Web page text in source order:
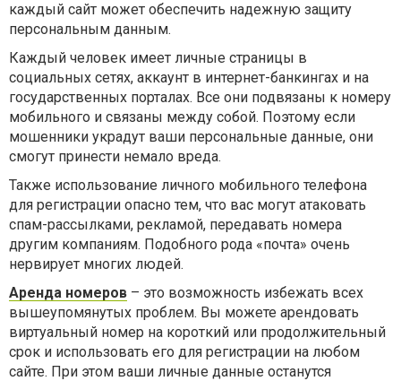
каждый сайт может обеспечить надежную защиту
персональным данным.
Каждый человек имеет личные страницы в
социальных сетях, аккаунт в интернет-банкингах и на
государственных порталах. Все они подвязаны к номеру
мобильного и связаны между собой. Поэтому если
мошенники украдут ваши персональные данные, они
смогут принести немало вреда.
Также использование личного мобильного телефона
для регистрации опасно тем, что вас могут атаковать
спам-рассылками, рекламой, передавать номера
другим компаниям. Подобного рода «почта» очень
нервирует многих людей.
Аренда номеров – это возможность избежать всех
вышеупомянутых проблем. Вы можете арендовать
виртуальный номер на короткий или продолжительный
срок и использовать его для регистрации на любом
сайте. При этом ваши личные данные останутся